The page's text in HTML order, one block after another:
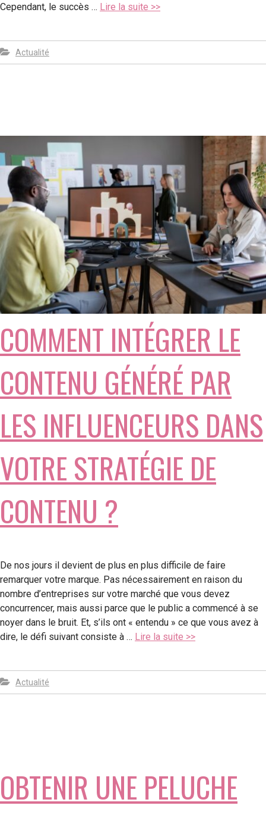
Cependant, le succès … Lire la suite >>
Actualité
COMMENT INTÉGRER LE
CONTENU GÉNÉRÉ PAR
LES INFLUENCEURS DANS
VOTRE STRATÉGIE DE
CONTENU ?
De nos jours il devient de plus en plus difficile de faire
remarquer votre marque. Pas nécessairement en raison du
nombre d’entreprises sur votre marché que vous devez
concurrencer, mais aussi parce que le public a commencé à se
noyer dans le bruit. Et, s’ils ont « entendu » ce que vous avez à
dire, le défi suivant consiste à … Lire la suite >>
Actualité
OBTENIR UNE PELUCHE